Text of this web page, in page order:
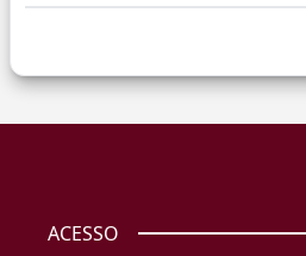
ACESSO